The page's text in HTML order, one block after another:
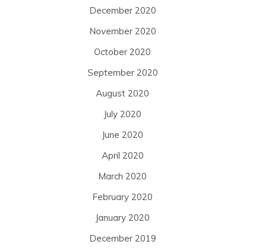
December 2020
November 2020
October 2020
September 2020
August 2020
July 2020
June 2020
April 2020
March 2020
February 2020
January 2020
December 2019